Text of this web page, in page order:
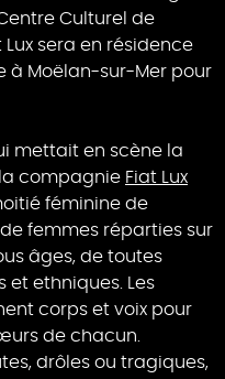
Culturel de
sera en résidence
à Moëlan-sur-Mer pour
mettait en scène la
compagnie Fiat Lux
féminine de
femmes réparties sur
âges, de toutes
et ethniques. Les
corps et voix pour
de chacun.
drôles ou tragiques,